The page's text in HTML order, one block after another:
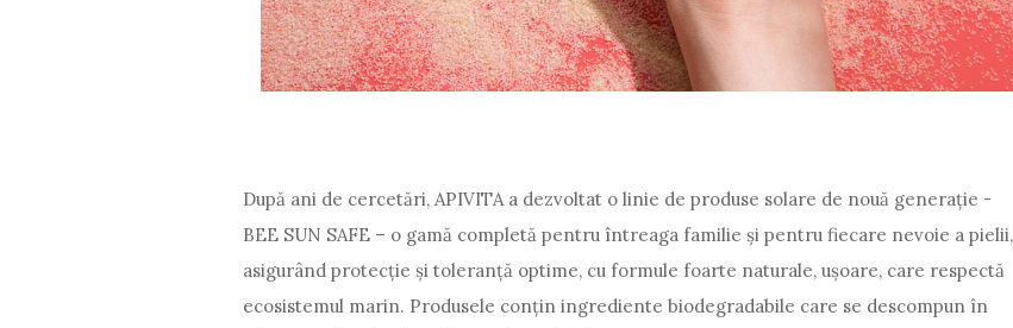
După ani de cercetări, APIVITA a dezvoltat o linie de produse solare de nouă generație -
BEE SUN SAFE – o gamă completă pentru întreaga familie și pentru fiecare nevoie a pielii,
asigurând protecție și toleranță optime, cu formule foarte naturale, ușoare, care respectă
ecosistemul marin. Produsele conțin ingrediente biodegradabile care se descompun în